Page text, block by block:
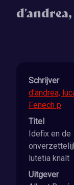
d'andrea,
Schrijver
d'andrea,
Fenech p
Titel
Idefix en de
lutetia knalt
Uitgever